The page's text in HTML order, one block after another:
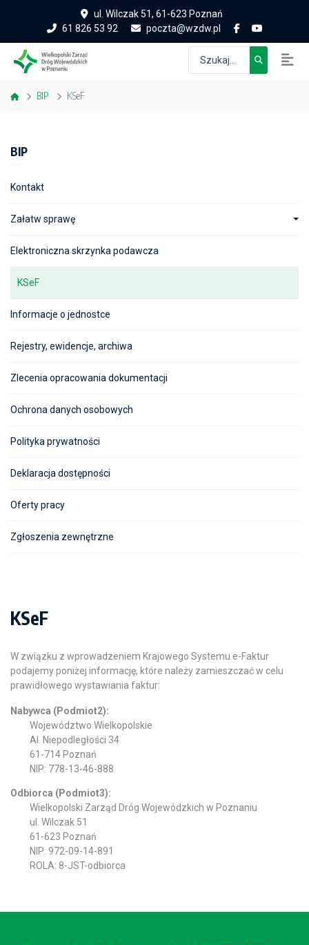
ul. Wilczak 51, 61-623 Poznań
61 826 53 92
poczta@wzdw.pl
BIP KSeF
BIP
Kontakt
Załatw sprawę
Elektroniczna skrzynka podawcza
KSeF
Informacje o jednostce
Rejestry, ewidencje, archiwa
Zlecenia opracowania dokumentacji
Ochrona danych osobowych
Polityka prywatności
Deklaracja dostępności
Oferty pracy
Zgłoszenia zewnętrzne
KSeF
W związku z wprowadzeniem Krajowego Systemu e-Faktur
podajemy poniżej informację, które należy zamieszczać w celu
prawidłowego wystawiania faktur:
Nabywca (Podmiot2):
Województwo Wielkopolskie
Al. Niepodległości 34
61-714 Poznań
NIP: 778-13-46-888
Odbiorca (Podmiot3):
Wielkopolski Zarząd Dróg Wojewódzkich w Poznaniu
ul. Wilczak 51
61-623 Poznań
NIP: 972-09-14-891
ROLA: 8-JST-odbiorca